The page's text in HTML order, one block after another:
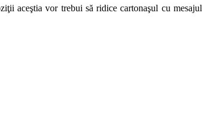
aceştia vor trebui să ridice cartonaşul cu mesajul